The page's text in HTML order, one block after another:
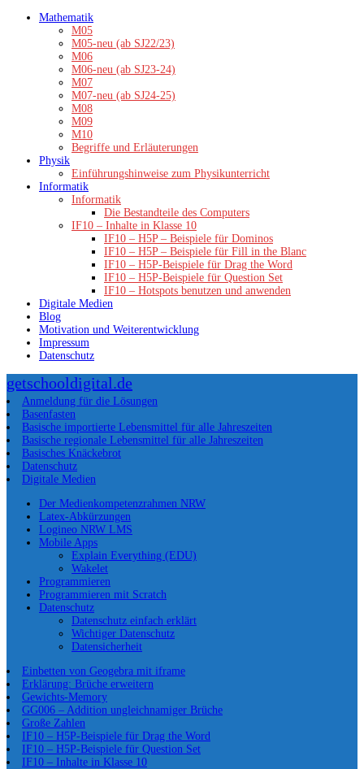
Zum
Mathematik
M05
M05-neu (ab SJ22/23)
M06
M06-neu (ab SJ23-24)
M07
M07-neu (ab SJ24-25)
M08
M09
M10
Begriffe und Erläuterungen
Physik
Einführungshinweise zum Physikunterricht
Informatik
Informatik
Die Bestandteile des Computers
IF10 – Inhalte in Klasse 10
IF10 – H5P – Beispiele für Dominos
IF10 – H5P – Beispiele für Fill in the Blanc
IF10 – H5P-Beispiele für Drag the Word
IF10 – H5P-Beispiele für Question Set
IF10 – Hotspots benutzen und anwenden
Digitale Medien
Blog
Motivation und Weiterentwicklung
Impressum
Datenschutz
getschooldigital.de
Anmeldung für die Lösungen
Basenfasten
Basische importierte Lebensmittel für alle Jahreszeiten
Basische regionale Lebensmittel für alle Jahreszeiten
Basisches Knäckebrot
Datenschutz
Digitale Medien
Der Medienkompetenzrahmen NRW
Latex-Abkürzungen
Logineo NRW LMS
Mobile Apps
Explain Everything (EDU)
Wakelet
Programmieren
Programmieren mit Scratch
Datenschutz
Datenschutz einfach erklärt
Wichtiger Datenschutz
Datensicherheit
Einbetten von Geogebra mit iframe
Erklärung: Brüche erweitern
Gewichts-Memory
GG006 – Addition ungleichnamiger Brüche
Große Zahlen
IF10 – H5P-Beispiele für Drag the Word
IF10 – H5P-Beispiele für Question Set
IF10 – Inhalte in Klasse 10